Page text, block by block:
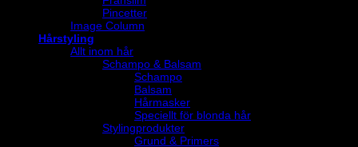
Pincetter
Image Column
Hårstyling
Allt inom hår
Schampo & Balsam
Schampo
Balsam
Hårmasker
Speciellt för blonda hår
Stylingprodukter
Grund & Primers